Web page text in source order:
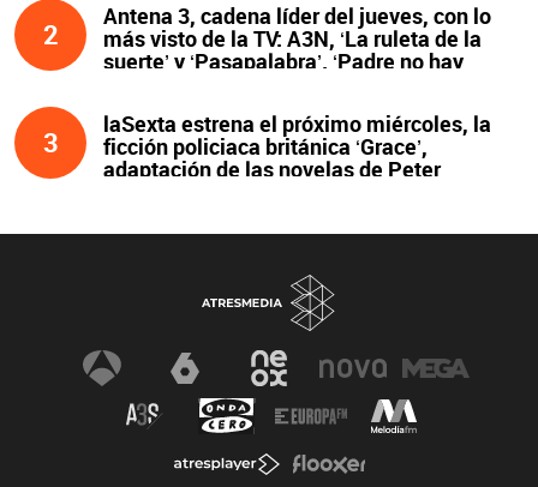
2
Antena 3, cadena líder del jueves, con lo
más visto de la TV: A3N, ‘La ruleta de la
suerte’ y ‘Pasapalabra’. ‘Padre no hay
3
laSexta estrena el próximo miércoles, la
ficción policiaca británica ‘Grace’,
adaptación de las novelas de Peter